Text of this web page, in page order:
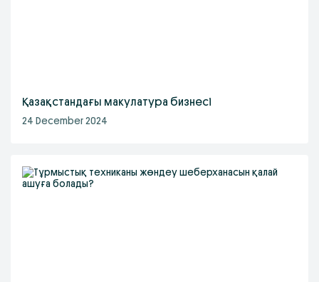
Қазақстандағы макулатура бизнесі
24 December 2024